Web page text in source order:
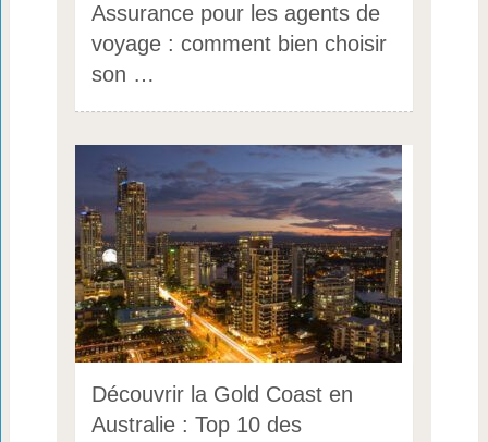
Assurance pour les agents de
voyage : comment bien choisir
son …
Découvrir la Gold Coast en
Australie : Top 10 des